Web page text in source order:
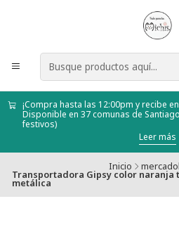
¡Compra hasta las 12:00pm y recibe
Disponible en 37 comunas de
festivos)
Leer más
Inicio
Transportadora Gipsy color naranja
metálica